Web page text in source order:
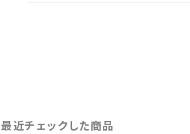
最近チェックした商品